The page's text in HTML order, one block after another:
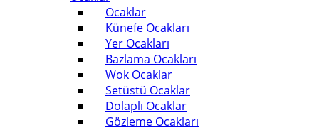
Ocaklar
Künefe Ocakları
Yer Ocakları
Bazlama Ocakları
Wok Ocaklar
Setüstü Ocaklar
Dolaplı Ocaklar
Gözleme Ocakları